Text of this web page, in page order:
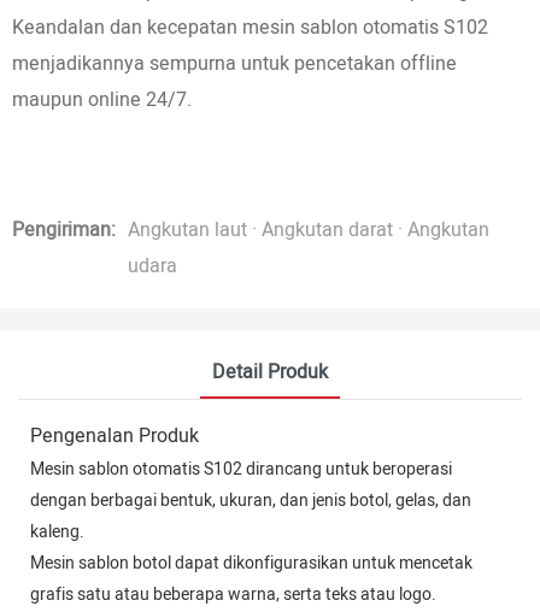
Keandalan dan kecepatan mesin sablon otomatis S102
menjadikannya sempurna untuk pencetakan offline
maupun online 24/7.
Pengiriman: Angkutan laut · Angkutan darat · Angkutan
udara
Detail Produk
Pengenalan Produk
Mesin sablon otomatis S102 dirancang untuk beroperasi
dengan berbagai bentuk, ukuran, dan jenis botol, gelas, dan
kaleng.
Mesin sablon botol dapat dikonfigurasikan untuk mencetak
grafis satu atau beberapa warna, serta teks atau logo.